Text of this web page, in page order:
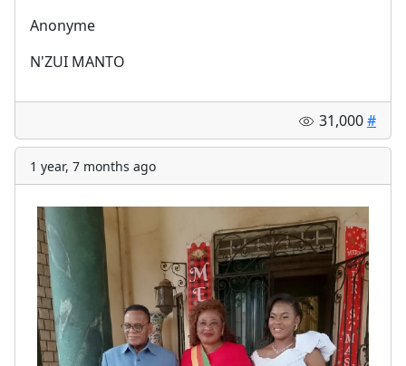
Anonyme
N'ZUI MANTO
31,000#
1 year, 7 months ago